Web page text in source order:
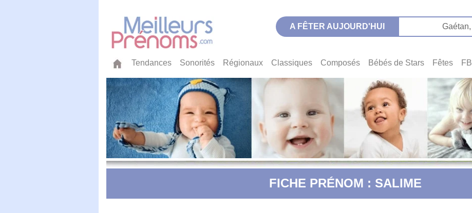
A FÊTER AUJOURD'HUI Gaétan,
Tendances Sonorités Régionaux Classiques Composés Bébés de Stars Fêtes FB
FICHE PRÉNOM : SALIME